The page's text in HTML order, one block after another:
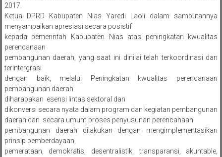
2017.
Ketua DPRD Kabupaten Nias Yaredi Laoli dalam sambutannya
menyampaikan apresiasi secara posistif
kepada pemerintah Kabupaten Nias atas peningkatan kwualitas
perencanaan
pembangunan daerah, yang saat ini dinilai telah terkoordinasi dan
terintergrasi
dengan baik, melalui Peningkatan kwualitas perencanaan
pembangunan daerah
diharapakan esensi lintas sektoral dan
dikonversi secara nyata dalam program dan kegiatan pembangunan
daerah dan secara umum proses penyusunan perencanaan
pembangunan daerah dilakukan dengan mengimplementasikan
prinsip pemberdayaan,
pemerataan, demokratis, desentralistik, transparansi, akuntable,